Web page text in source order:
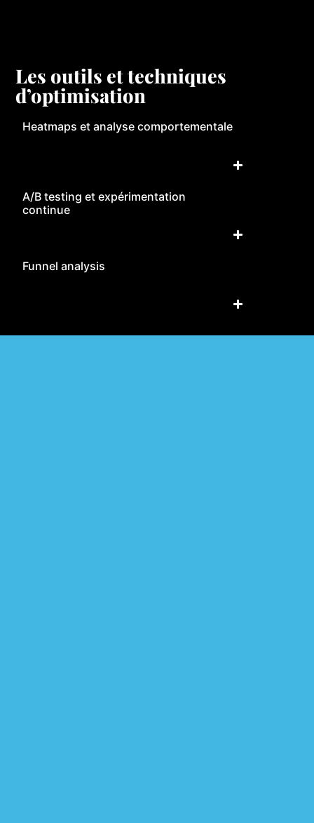
Les outils et techniques
d’optimisation
Heatmaps et analyse comportementale
A/B testing et expérimentation
continue
Funnel analysis